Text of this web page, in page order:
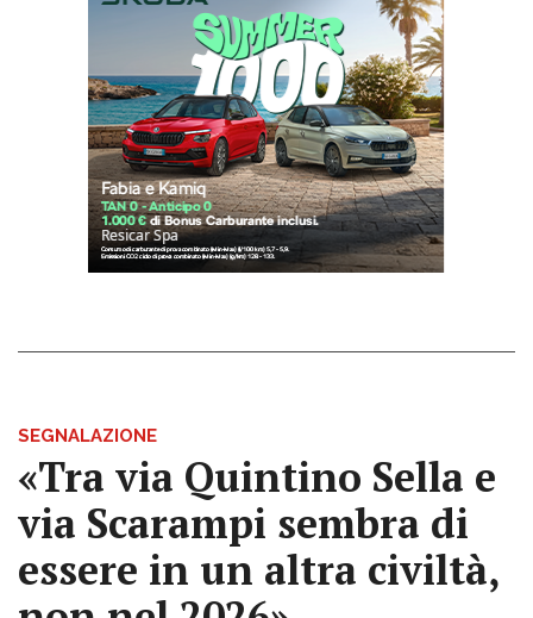
SEGNALAZIONE
«Tra via Quintino Sella e
via Scarampi sembra di
essere in un altra civiltà,